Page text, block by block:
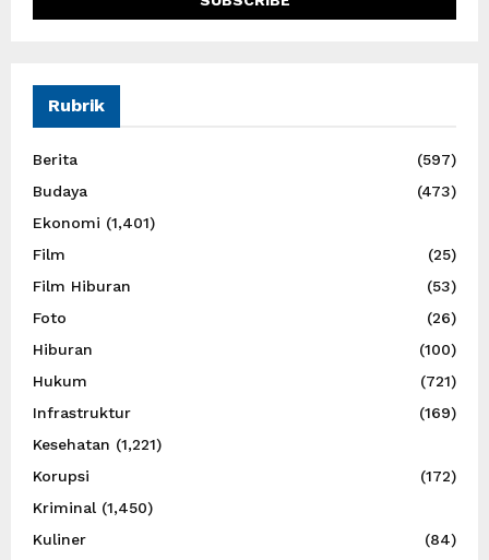
Rubrik
Berita
(597)
Budaya
(473)
Ekonomi (1,401)
Film
(25)
Film Hiburan
(53)
Foto
(26)
Hiburan
(100)
Hukum
(721)
Infrastruktur
(169)
Kesehatan (1,221)
Korupsi
(172)
Kriminal (1,450)
Kuliner
(84)